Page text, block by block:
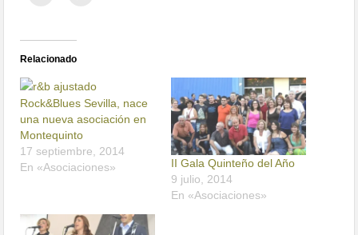
Relacionado
Rock&Blues Sevilla, nace
una nueva asociación en
Montequinto
17 septiembre, 2014
En «Asociaciones»
II Gala Quinteño del Año
9 julio, 2014
En «Asociaciones»